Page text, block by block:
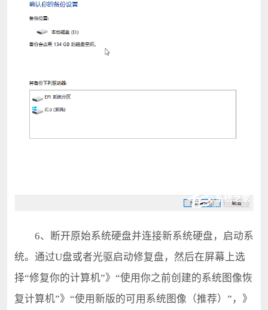
6、断开原始系统硬盘并连接新系统硬盘，启动系
统。通过U盘或者光驱启动修复盘，然后在屏幕上选
择“修复你的计算机”》“使用你之前创建的系统图像恢
复计算机”》“使用新版的可用系统图像（推荐）”，》